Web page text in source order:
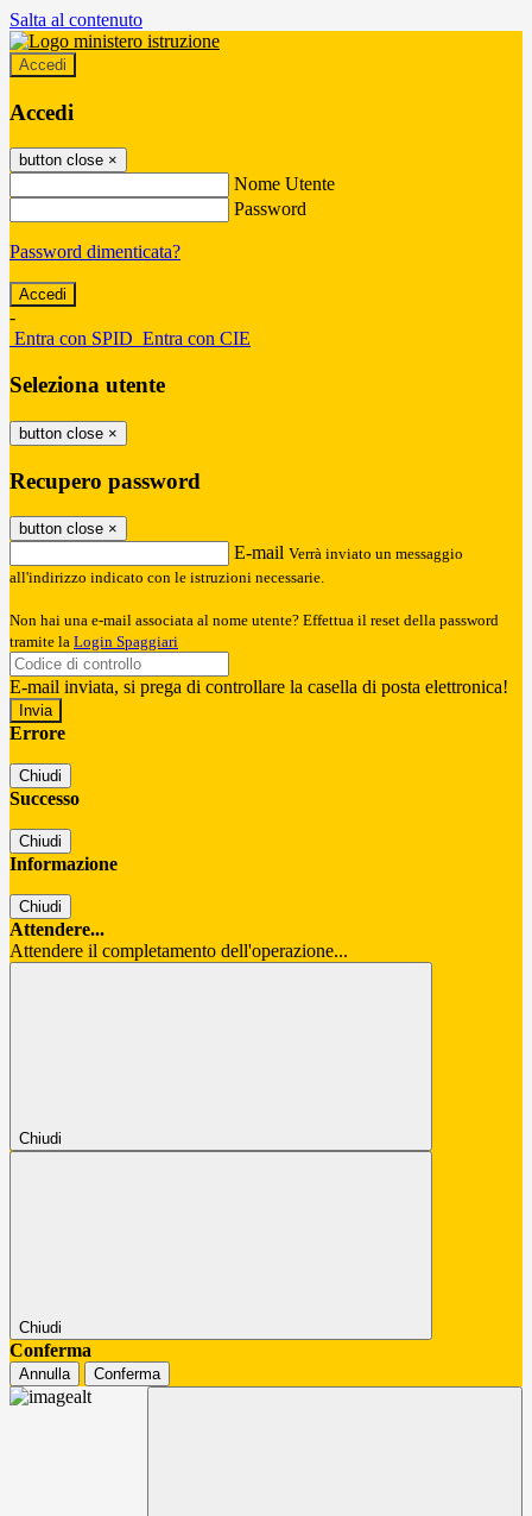
Salta al contenuto
Accedi
Accedi
button close ×
Nome Utente
Password
Password dimenticata?
-
Entra con SPID Entra con CIE
Seleziona utente
button close ×
Recupero password
button close ×
E-mail Verrà inviato un messaggio
all'indirizzo indicato con le istruzioni necessarie.
Non hai una e-mail associata al nome utente? Effettua il reset della password
tramite la Login Spaggiari
E-mail inviata, si prega di controllare la casella di posta elettronica!
Errore
Chiudi
Successo
Chiudi
Informazione
Chiudi
Attendere...
Attendere il completamento dell'operazione...
Chiudi
Chiudi
Conferma
Annulla Conferma